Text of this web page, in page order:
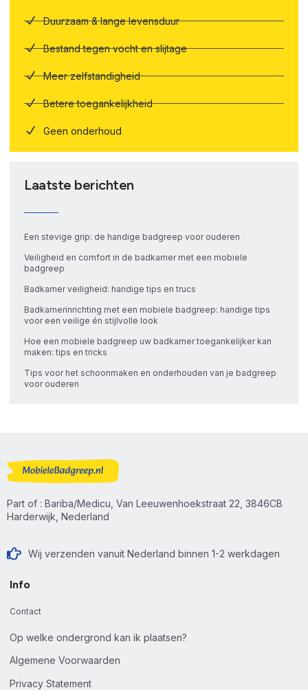
Duurzaam & lange levensduur
Bestand tegen vocht en slijtage
Meer zelfstandigheid
Betere toegankelijkheid
Geen onderhoud
Laatste berichten
Een stevige grip: de handige badgreep voor ouderen
Veiligheid en comfort in de badkamer met een mobiele
badgreep
Badkamer veiligheid: handige tips en trucs
Badkamerinrichting met een mobiele badgreep: handige tips
voor een veilige én stijlvolle look
Hoe een mobiele badgreep uw badkamer toegankelijker kan
maken: tips en tricks
Tips voor het schoonmaken en onderhouden van je badgreep
voor ouderen
Part of : Bariba/Medicu, Van Leeuwenhoekstraat 22, 3846CB
Harderwijk, Nederland
Wij verzenden vanuit Nederland binnen 1-2 werkdagen
Info
Contact
Op welke ondergrond kan ik plaatsen?
Algemene Voorwaarden
Privacy Statement